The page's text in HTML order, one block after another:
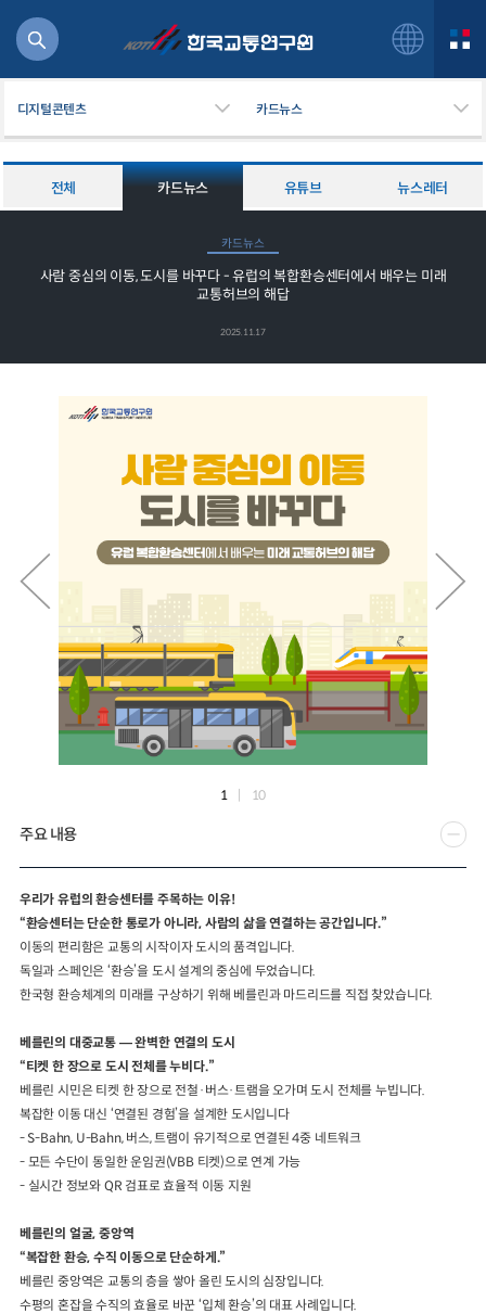
디지털콘텐츠 카드뉴스
전체 카드뉴스 유튜브 뉴스레터
카드뉴스
사람 중심의 이동, 도시를 바꾸다 - 유럽의 복합환승센터에서 배우는 미래
교통허브의 해답
2025.11.17
1 10
주요 내용
우리가 유럽의 환승센터를 주목하는 이유!
“환승센터는 단순한 통로가 아니라, 사람의 삶을 연결하는 공간입니다.”
이동의 편리함은 교통의 시작이자 도시의 품격입니다
독일과 스페인은‘환승’을 도시 설계의 중심에 두었습니다.
한국형 환승체계의 미래를 구상하기 위해 베를린과 마드리드를 직접 찾았습니다.
베를린의 대중교통 —완벽한 연결의 도시
“티켓 한 장으로 도시 전체를 누비다.”
베를린 시민은 티켓 한 장으로 전철 · 버스·트램을 오가며 도시 전체를 누빕니다
복잡한 이동 대신 ‘연결된 경험’을 설계한 도시입니다
- S-Bahn, U-Bahn, 버스,트램이 유기적으로 연결된4중 네트워크
- 모든 수단이 동일한 운임권(VBB 티켓)으로 연계 가능
- 실시간 정보와 QR 검표로 효율적 이동 지원
베를린의 얼굴,중앙역
“복잡한 환승,수직 이동으로 단순하게 .”
베를린 중앙역은 교통의 층을 쌓아 올린 도시의 심장입니다.
수평의 혼잡을 수직의 효율로 바꾼 ‘입체 환승’의 대표 사례입니다.
2024년 국가교통조사 및 분석
전국여객OD
수단분담모형
여객OD현행화
권역별통행지표
사회경제지표
교통수요예측
2024.12.31
기획도서
2024 생활물류 서비스 보
택배 배달대행
퀵서비
2025.09.30